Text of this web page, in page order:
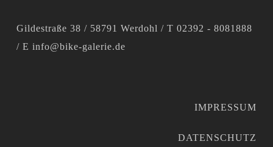
Gildestraße 38 / 58791 Werdohl / T 02392 - 8081888
/ E info@bike-galerie.de
IMPRESSUM
DATENSCHUTZ